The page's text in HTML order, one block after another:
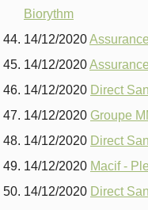
Biorythm
14/12/2020
14/12/2020
14/12/2020 Direct
14/12/2020 Groupe
14/12/2020 Direct
14/12/2020 Macif -
14/12/2020 Direct